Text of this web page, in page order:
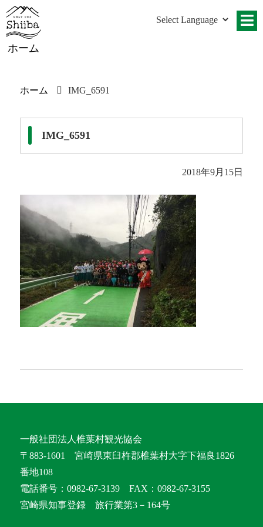
ホーム
ホーム IMG_6591
IMG_6591
2018年9月15日
一般社団法人椎葉村観光協会
〒883-1601 宮崎県東臼杵郡椎葉村大字下福良1826
番地108
電話番号：0982-67-3139 FAX：0982-67-3155
宮崎県知事登録 旅行業第3－164号